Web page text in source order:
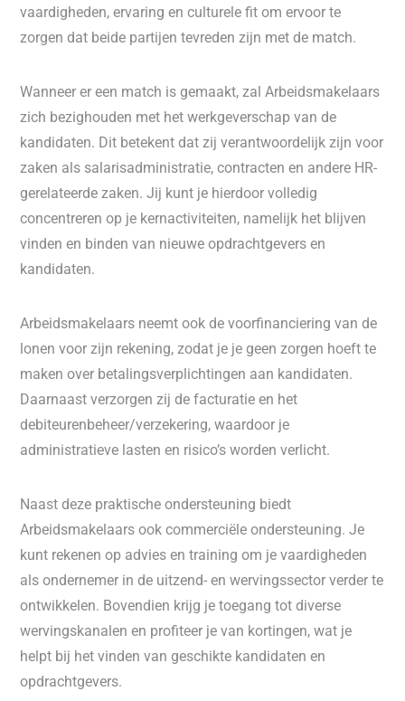
vaardigheden, ervaring en culturele fit om ervoor te
zorgen dat beide partijen tevreden zijn met de match.
Wanneer er een match is gemaakt, zal Arbeidsmakelaars
zich bezighouden met het werkgeverschap van de
kandidaten. Dit betekent dat zij verantwoordelijk zijn voor
zaken als salarisadministratie, contracten en andere HR-
gerelateerde zaken. Jij kunt je hierdoor volledig
concentreren op je kernactiviteiten, namelijk het blijven
vinden en binden van nieuwe opdrachtgevers en
kandidaten.
Arbeidsmakelaars neemt ook de voorfinanciering van de
lonen voor zijn rekening, zodat je je geen zorgen hoeft te
maken over betalingsverplichtingen aan kandidaten.
Daarnaast verzorgen zij de facturatie en het
debiteurenbeheer/verzekering, waardoor je
administratieve lasten en risico’s worden verlicht.
Naast deze praktische ondersteuning biedt
Arbeidsmakelaars ook commerciële ondersteuning. Je
kunt rekenen op advies en training om je vaardigheden
als ondernemer in de uitzend- en wervingssector verder te
ontwikkelen. Bovendien krijg je toegang tot diverse
wervingskanalen en profiteer je van kortingen, wat je
helpt bij het vinden van geschikte kandidaten en
opdrachtgevers.